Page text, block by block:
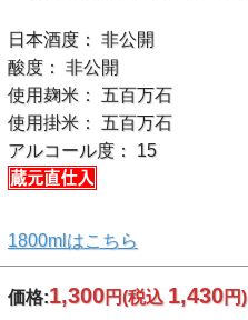
日本酒度： 非公開
酸度： 非公開
使用麹米： 五百万石
使用掛米： 五百万石
アルコール度： 15
1800mlはこちら
価格:1,300円(税込 1,430円)